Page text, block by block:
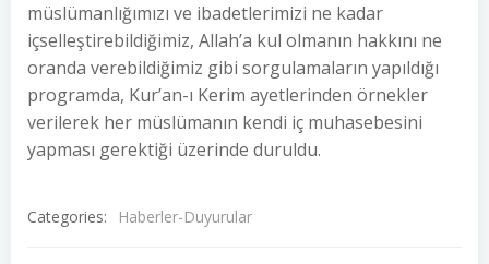
müslümanlığımızı ve ibadetlerimizi ne kadar
içselleştirebildiğimiz, Allah’a kul olmanın hakkını ne
oranda verebildiğimiz gibi sorgulamaların yapıldığı
programda, Kur’an-ı Kerim ayetlerinden örnekler
verilerek her müslümanın kendi iç muhasebesini
yapması gerektiği üzerinde duruldu.
Categories: Haberler-Duyurular